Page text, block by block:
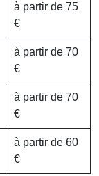
à partir de 75
€
à partir de 70
€
à partir de 70
€
à partir de 60
€